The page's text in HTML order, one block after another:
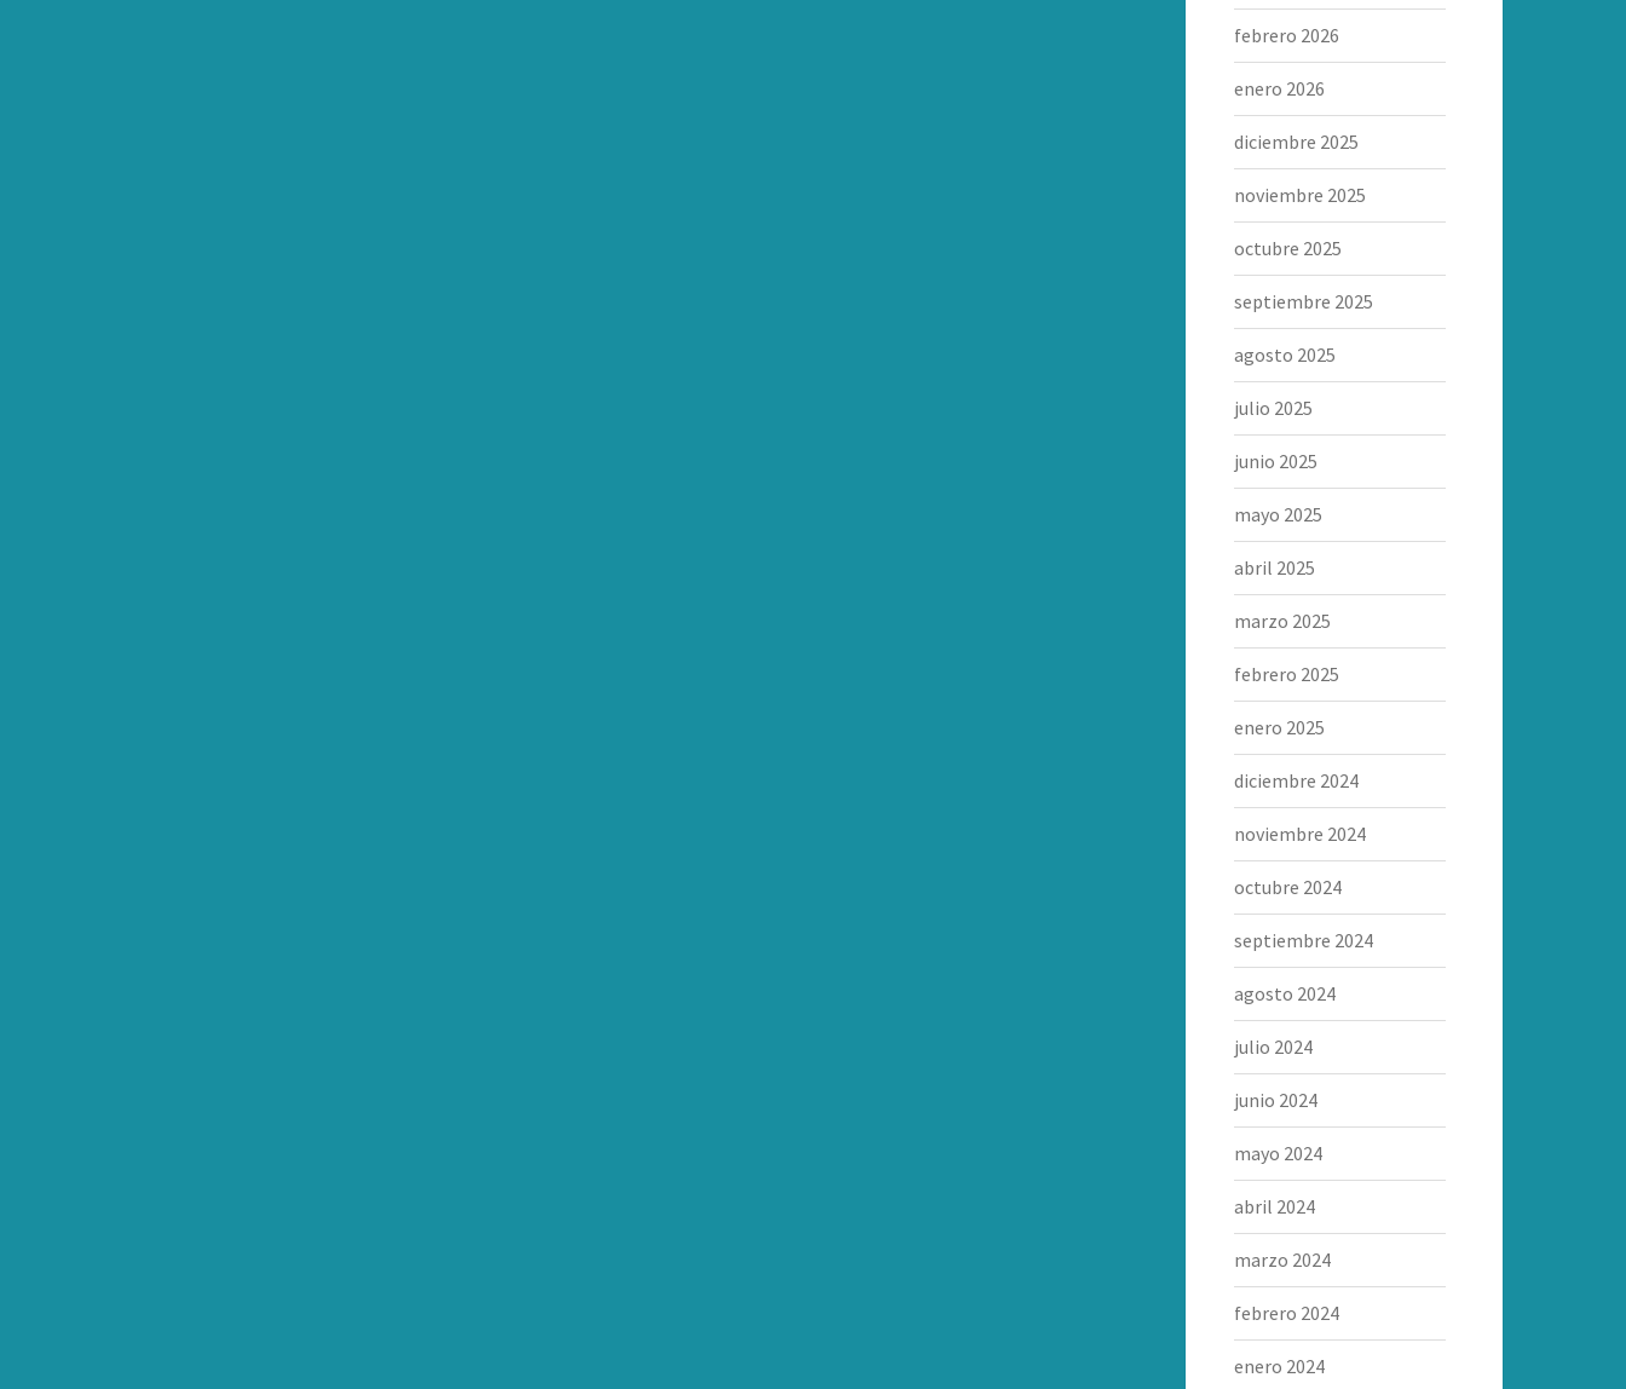
febrero 2026
enero 2026
diciembre 2025
noviembre 2025
octubre 2025
septiembre 2025
agosto 2025
julio 2025
junio 2025
mayo 2025
abril 2025
marzo 2025
febrero 2025
enero 2025
diciembre 2024
noviembre 2024
octubre 2024
septiembre 2024
agosto 2024
julio 2024
junio 2024
mayo 2024
abril 2024
marzo 2024
febrero 2024
enero 2024